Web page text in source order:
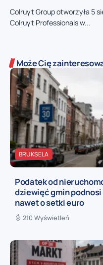
Colruyt Group otworzyła 5
Colruyt Professionals w...
Może Cię
BRUKSELA
Podatek od
dziewięć gmin
nawet o setki euro
210 Wyświetleń